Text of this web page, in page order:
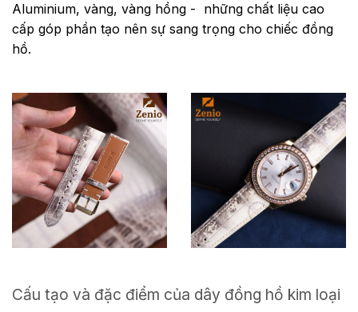
Aluminium, vàng, vàng hồng - những chất liệu cao
cấp góp phần tạo nên sự sang trọng cho chiếc đồng
hồ.
Cấu tạo và đặc điểm của dây đồng hồ kim loại